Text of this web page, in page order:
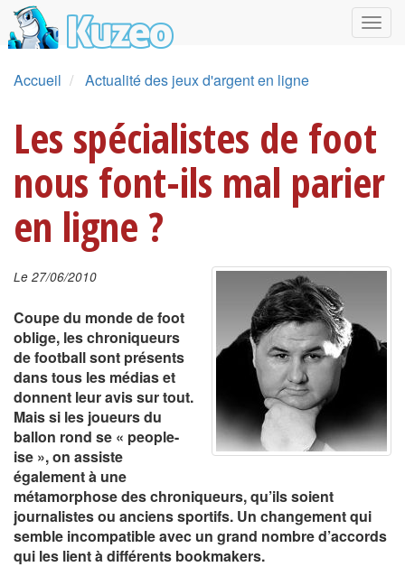
Accueil Actualité des jeux d'argent en ligne
Les spécialistes de foot
nous font-ils mal parier
en ligne ?
Le 27/06/2010
Coupe du monde de foot
oblige, les chroniqueurs
de football sont présents
dans tous les médias et
donnent leur avis sur tout.
Mais si les joueurs du
ballon rond se « people-
ise », on assiste
également à une
métamorphose des chroniqueurs, qu’ils soient
journalistes ou anciens sportifs. Un changement qui
semble incompatible avec un grand nombre d’accords
qui les lient à différents bookmakers.